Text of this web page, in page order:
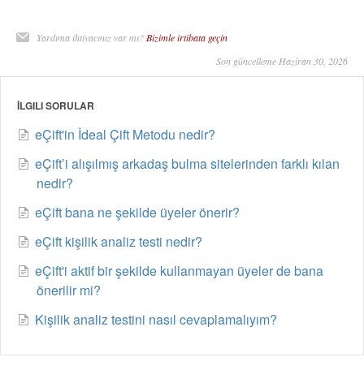
Yardıma ihtiyacınız var mı?Bizimle irtibata geçin
Son güncelleme Haziran 30, 2026
İLGILI SORULAR
eÇift'in İdeal Çift Metodu nedir?
eÇift’i alışılmış arkadaş bulma sitelerinden farklı kılan
nedir?
eÇift bana ne şekilde üyeler önerir?
eÇift kişilik analiz testi nedir?
eÇift'i aktif bir şekilde kullanmayan üyeler de bana
önerilir mi?
Kişilik analiz testini nasıl cevaplamalıyım?